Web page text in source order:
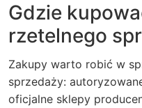
Gdzie
rzetelnego
Zakupy warto robić w
sprzedaży:
oficjalne sklepy